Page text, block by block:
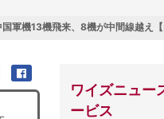
国軍機13機飛来、8機が中間線越え
ワイズニュー
ービス